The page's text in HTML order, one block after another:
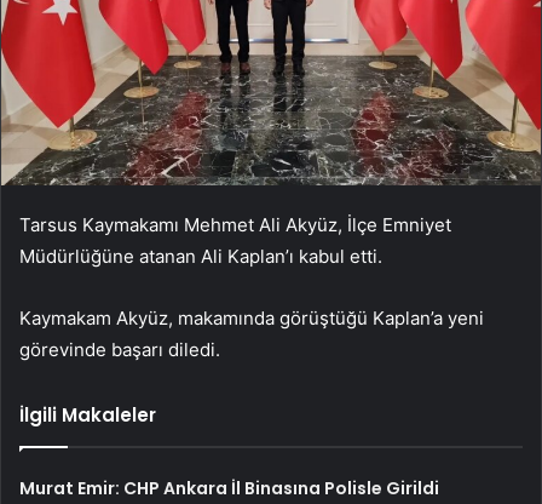
Tarsus Kaymakamı Mehmet Ali Akyüz, İlçe Emniyet
Müdürlüğüne atanan Ali Kaplan’ı kabul etti.
Kaymakam Akyüz, makamında görüştüğü Kaplan’a yeni
görevinde başarı diledi.
İlgili Makaleler
Murat Emir: CHP Ankara İl Binasına Polisle Girildi